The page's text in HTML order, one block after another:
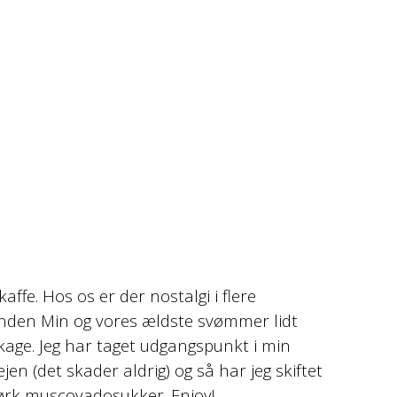
Hos os er der nostalgi i flere
Min og vores ældste svømmer lidt
Jeg har taget udgangspunkt i min
(det skader aldrig) og så har jeg skiftet